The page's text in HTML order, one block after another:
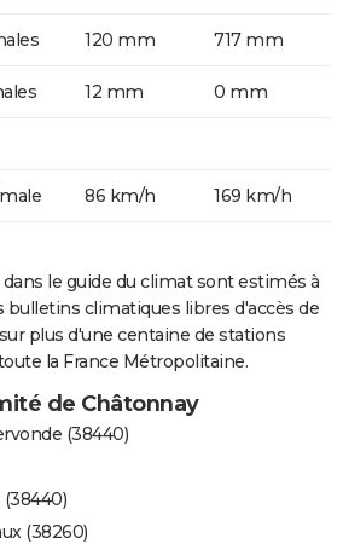
120 mm 717 mm
12 mm 0 mm
86 km/h 169 km/h
le guide du climat sont estimés à
bulletins climatiques libres d'accès de
plus d'une centaine de stations
la France Métropolitaine.
de Châtonnay
(38440)
(38260)